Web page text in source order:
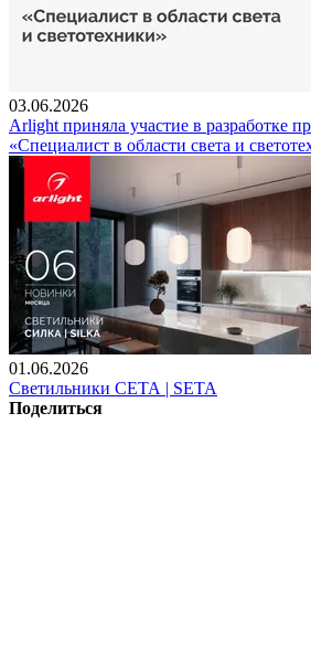
03.06.2026
Arlight приняла участие в разработке
«Специалист в области света и
01.06.2026
Светильники СЕТА | SETA
Поделиться